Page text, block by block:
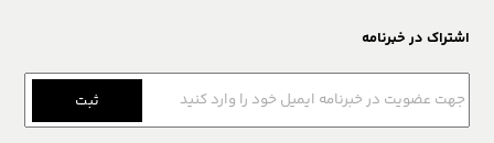
اشتراک در خبرنامه
ثبت